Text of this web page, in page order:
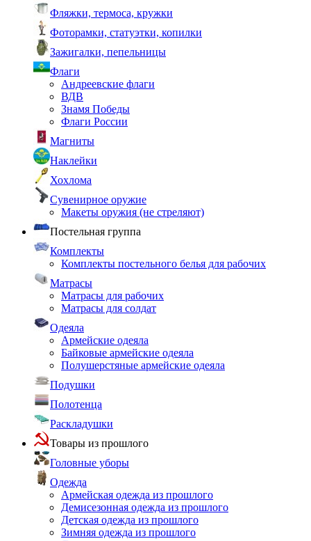
Фляжки, термоса, кружки
Фоторамки, статуэтки, копилки
Зажигалки, пепельницы
Флаги
Андреевские флаги
ВДВ
Знамя Победы
Флаги России
Магниты
Наклейки
Хохлома
Сувенирное оружие
Макеты оружия (не стреляют)
Постельная группа
Комплекты
Комплекты постельного белья для рабочих
Матрасы
Матрасы для рабочих
Матрасы для солдат
Одеяла
Армейские одеяла
Байковые армейские одеяла
Полушерстяные армейские одеяла
Подушки
Полотенца
Раскладушки
Товары из прошлого
Головные уборы
Одежда
Армейская одежда из прошлого
Демисезонная одежда из прошлого
Детская одежда из прошлого
Зимняя одежда из прошлого